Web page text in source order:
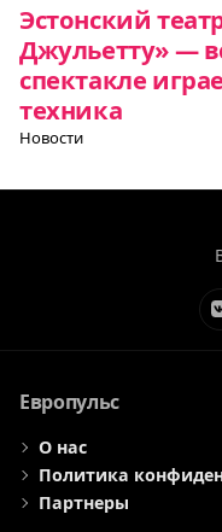
Эстонский
Джульетту» —
спектакле
техника
Новости
Европульс
О нас
Политика
Партнеры